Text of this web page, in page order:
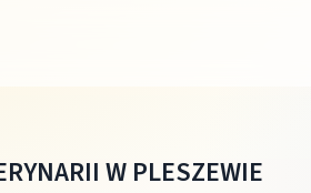
W PLESZEWIE